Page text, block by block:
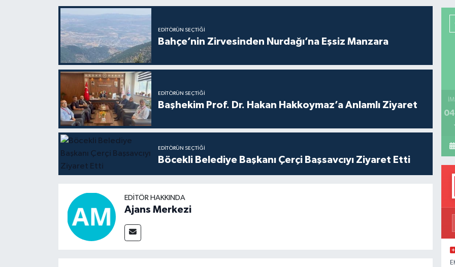
EDITÖRÜN SEÇTIĞI
Bahçe’nin Zirvesinden Nurdağı’na Eşsiz Manzara
EDITÖRÜN SEÇTIĞI
Başhekim Prof. Dr. Hakan Hakkoymaz’a Anlamlı Ziyaret
EDITÖRÜN SEÇTIĞI
Böcekli Belediye Başkanı Çerçi Başsavcıyı Ziyaret Etti
EDITÖR HAKKINDA
Ajans Merkezi